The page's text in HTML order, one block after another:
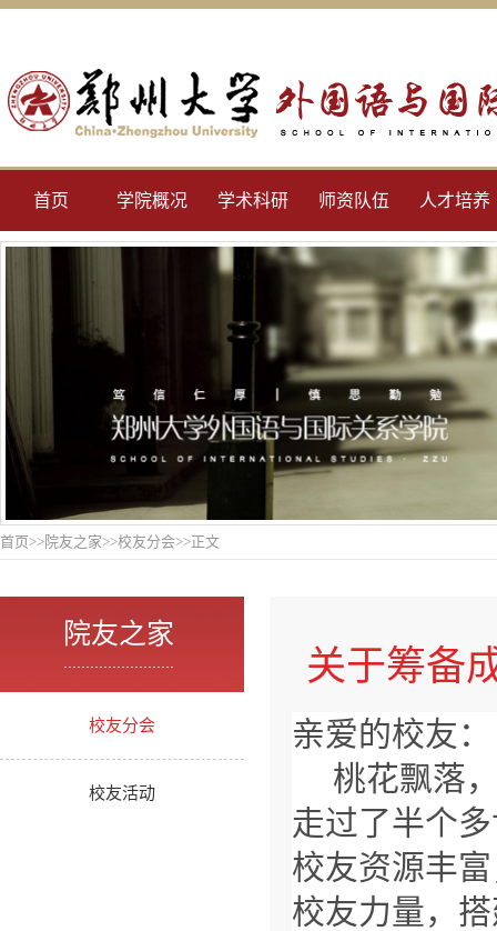
首页 学院概况 学术科研 师资队伍 人才培养
首页>>院友之家>>校友分会>>正文
院友之家
校友分会
校友活动
关于筹备
亲爱的校友：
桃花飘落
走过了半个
校友资源丰
校友力量，